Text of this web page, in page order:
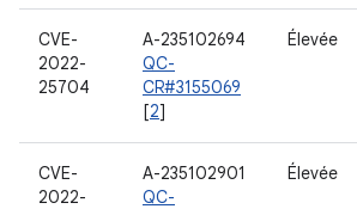
CVE-
2022-
25704
A-235102694
QC-
CR#3155069
[2]
Élevée
CVE-
2022-
A-235102901
QC-
Élevée